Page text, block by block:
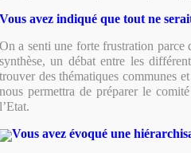
Vous avez indiqué que tout ne
On a senti une forte frustration parce
synthèse, un débat entre les
trouver des thématiques communes
nous permettra de préparer le
l’Etat.
Vous avez évoqué une